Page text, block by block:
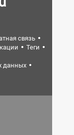
связь
Теги
данных